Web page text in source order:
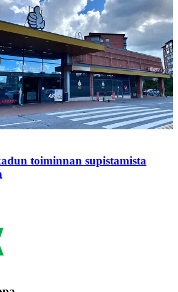
toiminnan supistamista